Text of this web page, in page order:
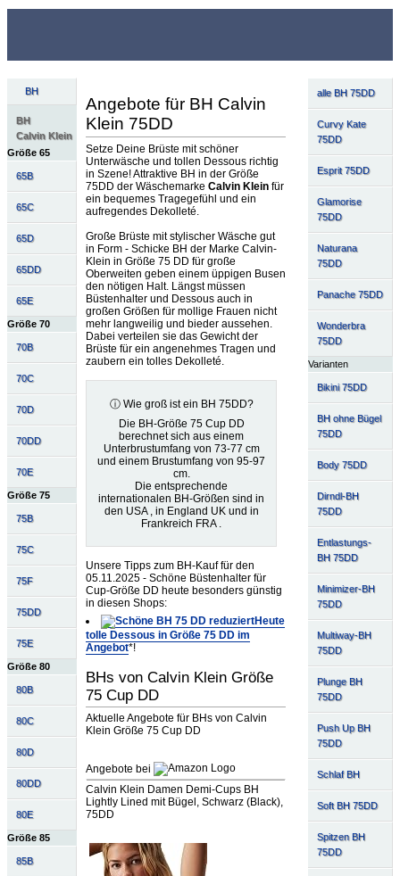
BH
BH
Calvin Klein
Größe 65
65B
65C
65D
65DD
65E
Größe 70
70B
70C
70D
70DD
70E
Größe 75
75B
75C
75F
75DD
75E
Größe 80
80B
80C
80D
80DD
80E
Größe 85
85B
alle BH 75DD
Curvy Kate
75DD
Esprit 75DD
Glamorise
75DD
Naturana
75DD
Panache 75DD
Wonderbra
75DD
Varianten
Bikini 75DD
BH ohne Bügel
75DD
Body 75DD
Dirndl-BH
75DD
Entlastungs-
BH 75DD
Minimizer-BH
75DD
Multiway-BH
75DD
Plunge BH
75DD
Push Up BH
75DD
Schlaf BH
Soft BH 75DD
Spitzen BH
75DD
Angebote für BH Calvin
Klein 75DD
Setze Deine Brüste mit schöner
Unterwäsche und tollen Dessous richtig
in Szene! Attraktive BH in der Größe
75DD der Wäschemarke Calvin Kleinfür
ein bequemes Tragegefühl und ein
aufregendes Dekolleté.
Große Brüste mit stylischer Wäsche gut
in Form - Schicke BH der Marke Calvin-
Klein in Größe 75 DD für große
Oberweiten geben einem üppigen Busen
den nötigen Halt. Längst müssen
Büstenhalter und Dessous auch in
großen Größen für mollige Frauen nicht
mehr langweilig und bieder aussehen.
Dabei verteilen sie das Gewicht der
Brüste für ein angenehmes Tragen und
zaubern ein tolles Dekolleté.
ⓘ Wie groß ist ein BH 75DD?
Die BH-Größe 75 Cup DD
berechnet sich aus einem
Unterbrustumfang von 73-77 cm
und einem Brustumfang von 95-97
cm.
Die entsprechende
internationalen BH-Größen sind in
den USA , in England UK und in
Frankreich FRA .
Unsere Tipps zum BH-Kauf für den
05.11.2025 - Schöne Büstenhalter für
Cup-Größe DD heute besonders günstig
in diesen Shops:
Heute
tolle Dessous in Größe 75 DD im
Angebot*!
BHs von Calvin Klein Größe
75 Cup DD
Aktuelle Angebote für BHs von Calvin
Klein Größe 75 Cup DD
Angebote bei
Calvin Klein Damen Demi-Cups BH
Lightly Lined mit Bügel, Schwarz (Black),
75DD